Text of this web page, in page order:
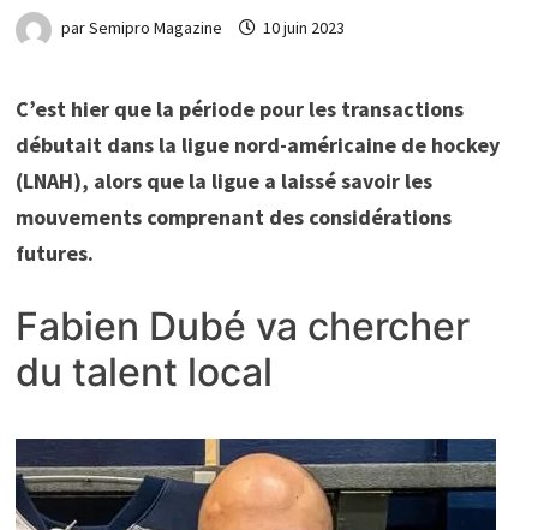
parSemipro Magazine 10 juin 2023
C’est hier que la période pour les transactions
débutait dans la ligue nord-américaine de hockey
(LNAH), alors que la ligue a laissé savoir les
mouvements comprenant des considérations
futures.
Fabien Dubé va chercher
du talent local